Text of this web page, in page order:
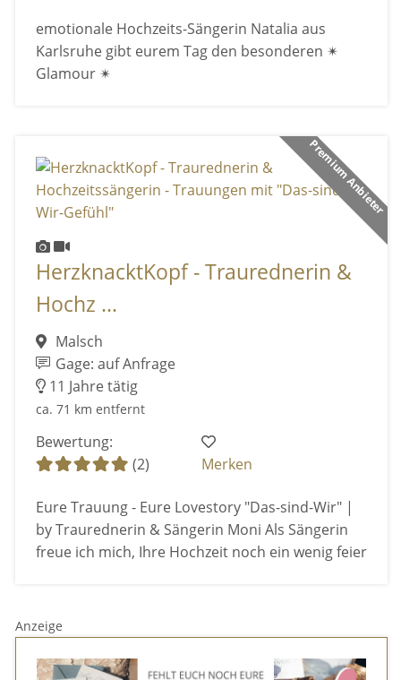
emotionale Hochzeits-Sängerin Natalia aus
Karlsruhe gibt eurem Tag den besonderen ✴
Glamour ✴
Premium Anbieter
HerzknacktKopf - Traurednerin &
Hochz ...
Malsch
Gage: auf Anfrage
11 Jahre tätig
ca. 71 km entfernt
Bewertung:
(2)
Merken
Eure Trauung - Eure Lovestory "Das-sind-Wir" |
by Traurednerin & Sängerin Moni Als Sängerin
freue ich mich, Ihre Hochzeit noch ein wenig feier
Anzeige